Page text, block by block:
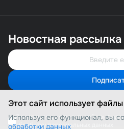
Новостная рассылка
Я соглашаюсь с политикой
обработку персональных данных
Мы
8 (800)
Этот сайт использует
Используя его функционал, вы
обработки данных